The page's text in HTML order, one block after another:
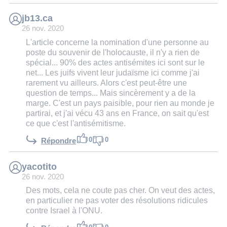
jb13.ca
26 nov. 2020
L'article concerne la nomination d'une personne au
poste du souvenir de l'holocauste, il n'y a rien de
spécial... 90% des actes antisémites ici sont sur le
net... Les juifs vivent leur judaïsme ici comme j'ai
rarement vu ailleurs. Alors c'est peut-être une
question de temps... Mais sincèrement y a de la
marge. C'est un pays paisible, pour rien au monde je
partirai, et j'ai vécu 43 ans en France, on sait qu'est
ce que c'est l'antisémitisme.
Répondre 0 0
yacotito
26 nov. 2020
Des mots, cela ne coute pas cher. On veut des actes,
en particulier ne pas voter des résolutions ridicules
contre Israel à l'ONU.